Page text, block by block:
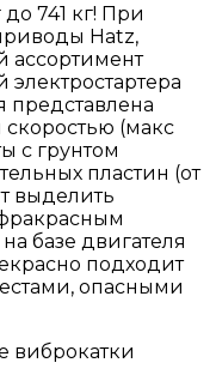
до 741 кг! При
Hatz,
ассортимент
представлена
(макс
с грунтом
пластин (от
выделить
базе двигателя
подходит
опасными
виброкатки